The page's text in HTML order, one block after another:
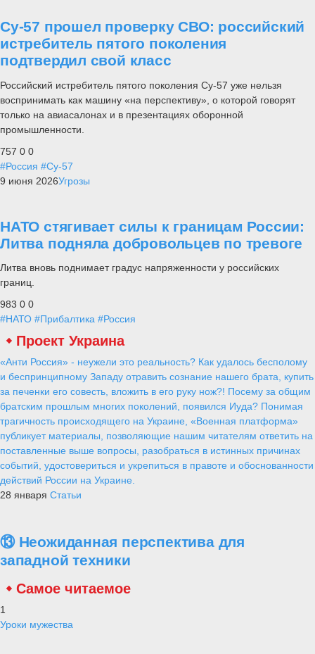
Су-57 прошел проверку СВО: российский
истребитель пятого поколения
подтвердил свой класс
Российский истребитель пятого поколения Су-57 уже нельзя
воспринимать как машину «на перспективу», о которой говорят
только на авиасалонах и в презентациях оборонной
промышленности.
757 0 0
#Россия #Су-57
9 июня 2026Угрозы
НАТО стягивает силы к границам России:
Литва подняла добровольцев по тревоге
Литва вновь поднимает градус напряженности у российских
границ.
983 0 0
#НАТО #Прибалтика #Россия
Проект Украина
«Анти Россия» - неужели это реальность? Как удалось бесполому
и беспринципному Западу отравить сознание нашего брата, купить
за печенки его совесть, вложить в его руку нож?! Посему за общим
братским прошлым многих поколений, появился Иуда? Понимая
трагичность происходящего на Украине, «Военная платформа»
публикует материалы, позволяющие нашим читателям ответить на
поставленные выше вопросы, разобраться в истинных причинах
событий, удостовериться и укрепиться в правоте и обоснованности
действий России на Украине.
28 января Статьи
⑬ Неожиданная перспектива для
западной техники
Самое читаемое
1
Уроки мужества